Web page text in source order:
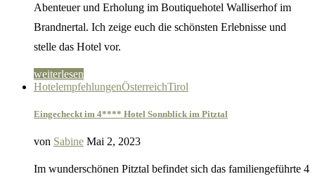
Abenteuer und Erholung im Boutiquehotel Walliserhof im
Brandnertal. Ich zeige euch die schönsten Erlebnisse und
stelle das Hotel vor.
weiterlesen
HotelempfehlungenÖsterreichTirol
Eingecheckt im 4**** Hotel Sonnblick im Pitztal
von Sabine Mai 2, 2023
Im wunderschönen Pitztal befindet sich das familiengeführte 4